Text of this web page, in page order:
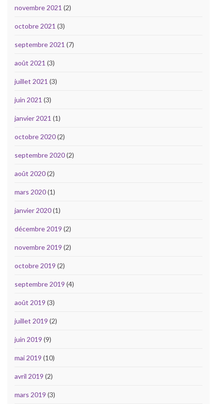
novembre 2021 (2)
octobre 2021 (3)
septembre 2021 (7)
août 2021 (3)
juillet 2021 (3)
juin 2021 (3)
janvier 2021 (1)
octobre 2020(2)
septembre 2020(2)
août 2020(2)
mars 2020(1)
janvier 2020(1)
décembre 2019 (2)
novembre 2019 (2)
octobre 2019 (2)
septembre 2019 (4)
août 2019 (3)
juillet 2019 (2)
juin 2019 (9)
mai 2019 (10)
avril 2019 (2)
mars 2019 (3)